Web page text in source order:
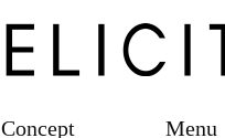
Concept Menu